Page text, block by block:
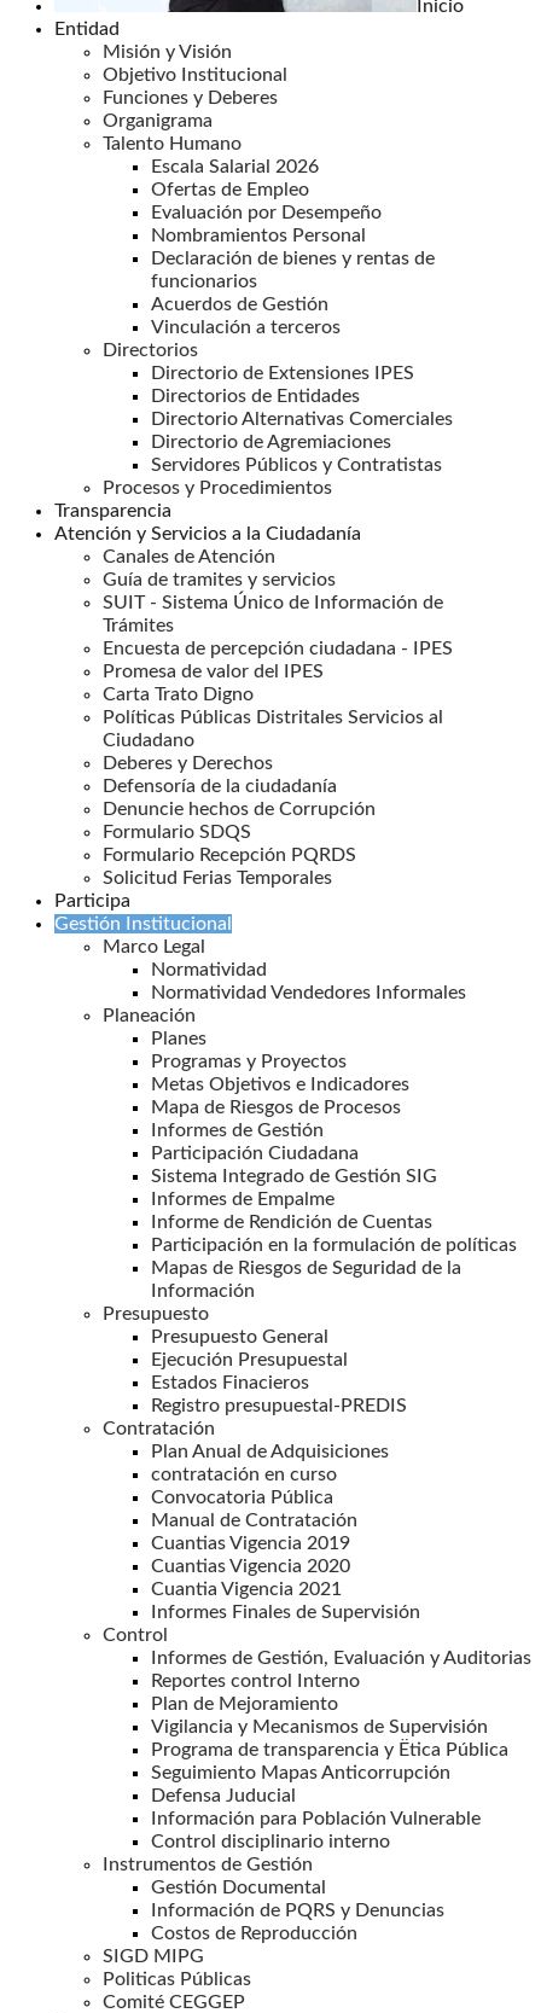
Inicio
Entidad
Misión y Visión
Objetivo Institucional
Funciones y Deberes
Organigrama
Talento Humano
Escala Salarial 2026
Ofertas de Empleo
Evaluación por Desempeño
Nombramientos Personal
Declaración de bienes y rentas de
funcionarios
Acuerdos de Gestión
Vinculación a terceros
Directorios
Directorio de Extensiones IPES
Directorios de Entidades
Directorio Alternativas Comerciales
Directorio de Agremiaciones
Servidores Públicos y Contratistas
Procesos y Procedimientos
Transparencia
Atención y Servicios a la Ciudadanía
Canales de Atención
Guía de tramites y servicios
SUIT - Sistema Único de Información de
Trámites
Encuesta de percepción ciudadana - IPES
Promesa de valor del IPES
Carta Trato Digno
Políticas Públicas Distritales Servicios al
Ciudadano
Deberes y Derechos
Defensoría de la ciudadanía
Denuncie hechos de Corrupción
Formulario SDQS
Formulario Recepción PQRDS
Solicitud Ferias Temporales
Participa
Gestión Institucional
Marco Legal
Normatividad
Normatividad Vendedores Informales
Planeación
Planes
Programas y Proyectos
Metas Objetivos e Indicadores
Mapa de Riesgos de Procesos
Informes de Gestión
Participación Ciudadana
Sistema Integrado de Gestión SIG
Informes de Empalme
Informe de Rendición de Cuentas
Participación en la formulación de políticas
Mapas de Riesgos de Seguridad de la
Información
Presupuesto
Presupuesto General
Ejecución Presupuestal
Estados Finacieros
Registro presupuestal-PREDIS
Contratación
Plan Anual de Adquisiciones
contratación en curso
Convocatoria Pública
Manual de Contratación
Cuantias Vigencia 2019
Cuantias Vigencia 2020
Cuantia Vigencia 2021
Informes Finales de Supervisión
Control
Informes de Gestión, Evaluación y Auditorias
Reportes control Interno
Plan de Mejoramiento
Vigilancia y Mecanismos de Supervisión
Programa de transparencia y Ëtica Pública
Seguimiento Mapas Anticorrupción
Defensa Juducial
Información para Población Vulnerable
Control disciplinario interno
Instrumentos de Gestión
Gestión Documental
Información de PQRS y Denuncias
Costos de Reproducción
SIGD MIPG
Politicas Públicas
Comité CEGGEP